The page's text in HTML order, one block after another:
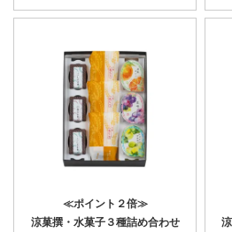
≪ポイント２倍≫
涼菓撰・水菓子３種詰め合わせ